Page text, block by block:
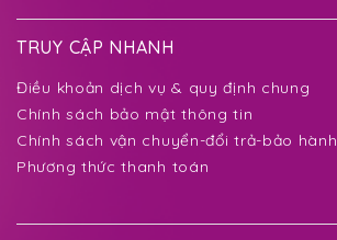
TRUY CẬP NHANH
Điều khoản dịch vụ & quy định chung
Chính sách bảo mật thông tin
Chính sách vận chuyển-đổi trả-bảo hành
Phương thức thanh toán